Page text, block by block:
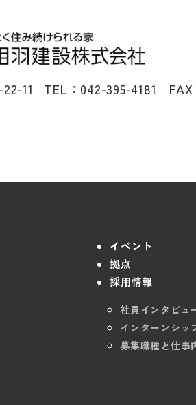
11 TEL：042-395-4181
イベント
拠点
採用情報
社員インタビュ
インターンシッ
募集職種と仕事